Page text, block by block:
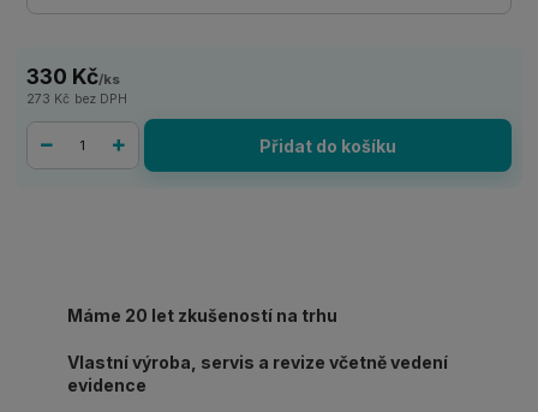
330 Kč/ks
273 Kč bez DPH
Přidat do košíku
Máme 20 let zkušeností na trhu
Vlastní výroba, servis a revize včetně vedení
evidence